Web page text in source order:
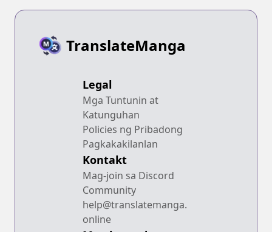
TranslateManga
Legal
Mga Tuntunin at
Katunguhan
Policies ng Pribadong
Pagkakakilanlan
Kontakt
Mag-join sa Discord
Community
help@translatemanga.
online